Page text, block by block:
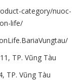
category/nuoc-
life/
TP. Vũng Tàu
TP. Vũng Tàu